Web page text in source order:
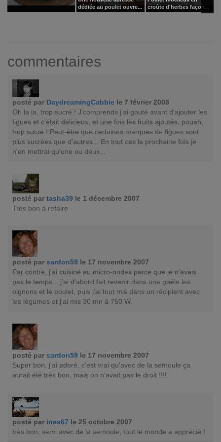
dédiée au poulet ouvre...
croûte d'herbes façon...
commentaires
posté par DaydreamingCabbie le 7 février 2008
Oh la la, trop sucré ! J'comprends j'ai gouté avant d'ajouter les
figues et c'était délicieux, et une fois les fruits ajoutés, pouah,
trop sucré ! Peut-être que certaines marques de figues sont
plus sucrées que d'autres... En tout cas la prochaine fois je
n'en mettrai qu'une ou deux...
posté par tasha39 le 1 décembre 2007
Très bon à refaire
posté par sardon59 le 17 novembre 2007
Par contre, j'ai cuisiné au micro-ondes parce que je n'avais
pas le temps... j'ai d'abord fait revenir dans une poêle les
oignons et le poulet, puis j'ai tout mis dans un récipient avec
les légumes et j'ai mis 30 mn à 750 W.
posté par sardon59 le 17 novembre 2007
Super bon, j'ai adoré, c'est vrai qu'avec de la semoule ça
aurait été très bon, mais on n'avait pas le droit !!!!
posté par ines67 le 25 octobre 2007
très bon, servi avec de la semoule, tout le monde a apprécié !